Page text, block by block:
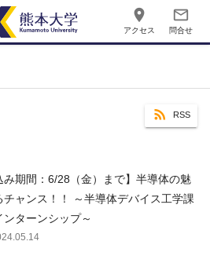
place
アクセス
mail_outline
問合せ
RSS
み期間：6/28（金）まで】半導体の魅
チャンス！！ ～半導体デバイス工学課
ンターンシップ～